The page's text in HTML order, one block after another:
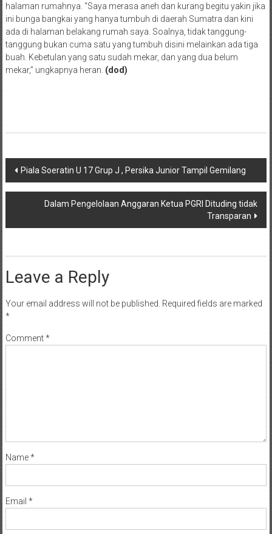
halaman rumahnya. “Saya merasa aneh dan kurang begitu yakin jika
ini bunga bangkai yang hanya tumbuh di daerah Sumatra dan kini
ada di halaman belakang rumah saya. Soalnya, tidak tanggung-
tanggung bukan cuma satu yang tumbuh disini melainkan ada tiga
buah. Kebetulan yang satu sudah mekar, dan yang dua belum
mekar,” ungkapnya heran. (dod)
Post
navigation
Piala Soeratin U 17 Grup J , Persika Junior Tampil Gemilang
Dalam Pengelolaan Anggaran Ketua PGRI Dituding tidak
Transparan
Leave a Reply
Your email address will not be published. Required fields are marked
*
Comment*
Name*
Email *